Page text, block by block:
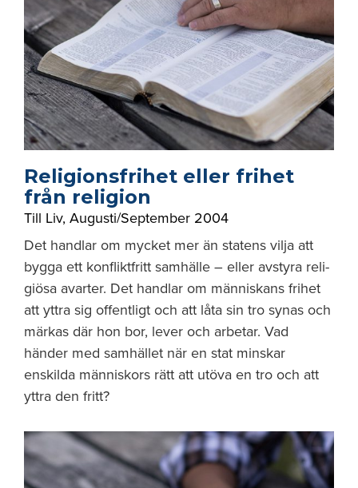
Religionsfrihet eller frihet
från religion
Till Liv, Augusti/September 2004
Det handlar om mycket mer än statens vilja att
bygga ett konfliktfritt samhälle – eller avstyra reli­
giösa avarter. Det handlar om människans frihet
att yttra sig offentligt och att låta sin tro synas och
märkas där hon bor, lever och arbetar. Vad
händer med samhället när en stat minskar
enskilda människors rätt att utöva en tro och att
yttra den fritt?